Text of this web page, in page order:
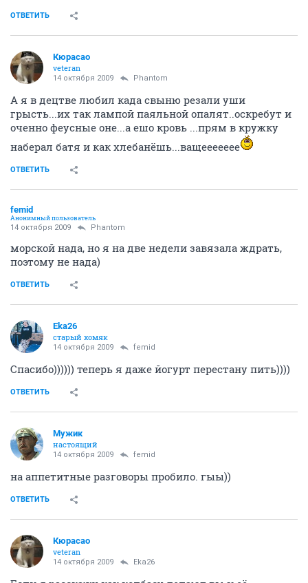
ОТВЕТИТЬ
Кюрасао
veteran
14 октября 2009 Phantom
А я в децтве любил када свыню резали уши
грысть...их так лампой паяльной опалят..оскребут и
оченно феусные оне...а ешо кровь ...прям в кружку
наберал батя и как хлебанёшь...ващеееееее
ОТВЕТИТЬ
femid
Анонимный пользователь
14 октября 2009 Phantom
морской нада, но я на две недели завязала ждрать,
поэтому не нада)
ОТВЕТИТЬ
Eka26
старый хомяк
14 октября 2009 femid
Спасибо)))))) теперь я даже йогурт перестану пить))))
ОТВЕТИТЬ
Мужик
настоящий
14 октября 2009 femid
на аппетитные разговоры пробило. гыы))
ОТВЕТИТЬ
Кюрасао
veteran
14 октября 2009 Eka26